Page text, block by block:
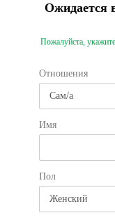
Ожидается
Пожалуйста,
Отношения
Имя
Пол